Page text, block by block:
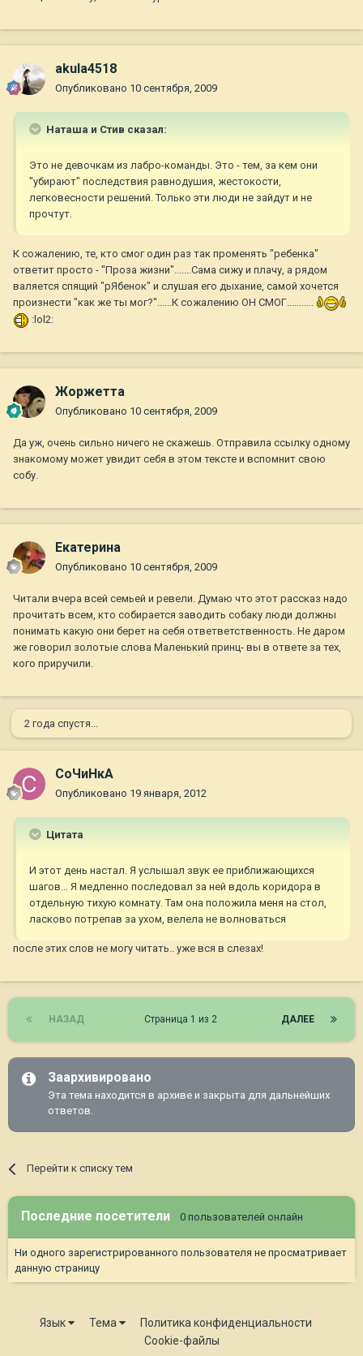
akula4518
Опубликовано 10 сентября, 2009
Наташа и Стив сказал:
Это не девочкам из лабро-команды. Это - тем, за кем они
"убирают" последствия равнодушия, жестокости,
легковесности решений. Только эти люди не зайдут и не
прочтут.
К сожалению, те, кто смог один раз так променять "ребенка"
ответит просто - "Проза жизни".......Сама сижу и плачу, а рядом
валяется спящий "рЯбенок" и слушая его дыхание, самой хочется
произнести "как же ты мог?"......К сожалению ОН СМОГ...........
:lol2:
Жоржетта
Опубликовано 10 сентября, 2009
Да уж, очень сильно ничего не скажешь. Отправила ссылку одному
знакомому может увидит себя в этом тексте и вспомнит свою
собу.
Екатерина
Опубликовано 10 сентября, 2009
Читали вчера всей семьей и ревели. Думаю что этот рассказ надо
прочитать всем, кто собирается заводить собаку люди должны
понимать какую они берет на себя ответветственность. Не даром
же говорил золотые слова Маленький принц- вы в ответе за тех,
кого приручили.
2 года спустя...
СоЧиНкА
Опубликовано 19 января, 2012
Цитата
И этот день настал. Я услышал звук ее приближающихся
шагов... Я медленно последовал за ней вдоль коридора в
отдельную тихую комнату. Там она положила меня на стол,
ласково потрепав за ухом, велела не волноваться
после этих слов не могу читать.. уже вся в слезах!
НАЗАД ДАЛЕЕ
Страница 1 из 2
Заархивировано
Эта тема находится в архиве и закрыта для дальнейших
ответов.
Перейти к списку тем
Последние посетители 0 пользователей онлайн
Ни одного зарегистрированного пользователя не просматривает
данную страницу
Язык Тема
Политика конфиденциальности
Cookie-файлы